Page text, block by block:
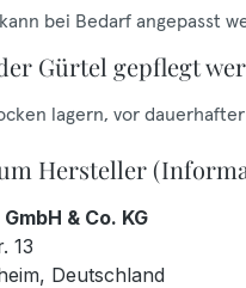
bei Bedarf angepasst
Gürtel gepflegt
lagern, vor
Hersteller
& Co. KG
13
Deutschland